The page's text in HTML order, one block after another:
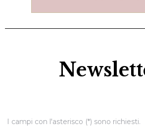
I campi con l'asterisco (*) sono richiesti.